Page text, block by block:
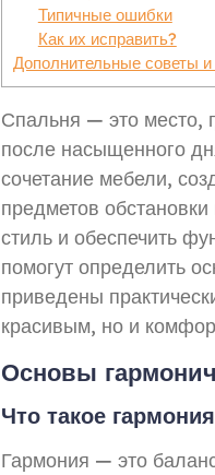
Типичные ошибки
Как их исправить?
Дополнительные советы
Спальня — это место,
после насыщенного
сочетание мебели,
предметов обстановки
стиль и обеспечить
помогут определить
приведены
красивым, но и
Основы
Что такое
Гармония — это